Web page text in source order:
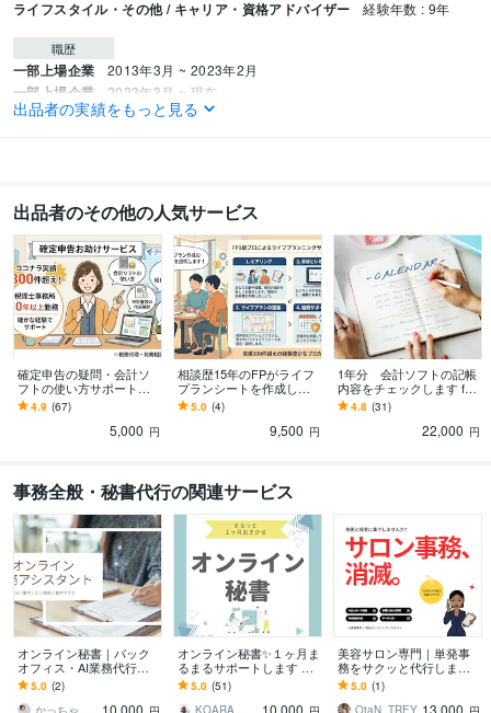
ライフスタイル・その他 / キャリア・資格アドバイザー 経験年数 : 9年
職歴
一部上場企業 2013年3月 ~ 2023年2月
一部上場企業 2023年3月 ~ 現在
資格・検定
1級FP技能士 取得年 : 2012年
日商簿記検定1級 取得年 : 2005年
中小企業診断士 取得年 : 2016年
証券アナリスト 取得年 : 2015年
日本漢字能力検定1級 取得年 : 2006年
TOEIC 取得年 : 2020年
宅地建物取引士（旧 宅地建物取引主任者） 取得年 : 2022年
ビジネス・クリエイティブツール
Excel:18年 PowerPoint:12年
freee:6年
得意分野
ビジネス代行・事務代行 個人事業主や法人の会計周りの相談
会計 人事 事業相談
学習指導・資格・キャリア相談 自己PR、志望動機の作成 ディズニーや旅
行相談 不動産投資のセカンドオピニオン
語学力
英語 ビジネスレベル
出品者の実績をもっと見る
出品者のその他の人気サービス
確定申告の疑問・会計ソ
フトの使い方サポートし
ます 実績300件超！元税
理士事務所10年勤務者！
4.9 (67)
5,000 円
相談歴15年のFPがライフ
プランシートを作成しま
す 一人一人の将来の見え
る化のサポートします！
5.0 (4)
9,500 円
1年分 会計ソフトの記帳
内容をチェックします fre
ee・マネーフォワード・
弥生対応。仕訳の整合性
4.8 (31)
22,000 円
事務全般・秘書代行の関連サービス
オンライン秘書｜バック
オフィス・AI業務代行し
ます 事務・AIリサーチ・
スケジュール管理まで柔
5.0 (2)
10,000
オンライン秘書✨１ヶ月ま
るまるサポートします 初
回お試し価格✨オンライン
秘書を利用してみません
5.0 (51)
10,000
美容サロン専門｜単発事
務をサクッと代行します
「まずは1回試したい」オ
ーナー様へ！必要な作業
5.0 (1)
OtaN_TREY 13,000